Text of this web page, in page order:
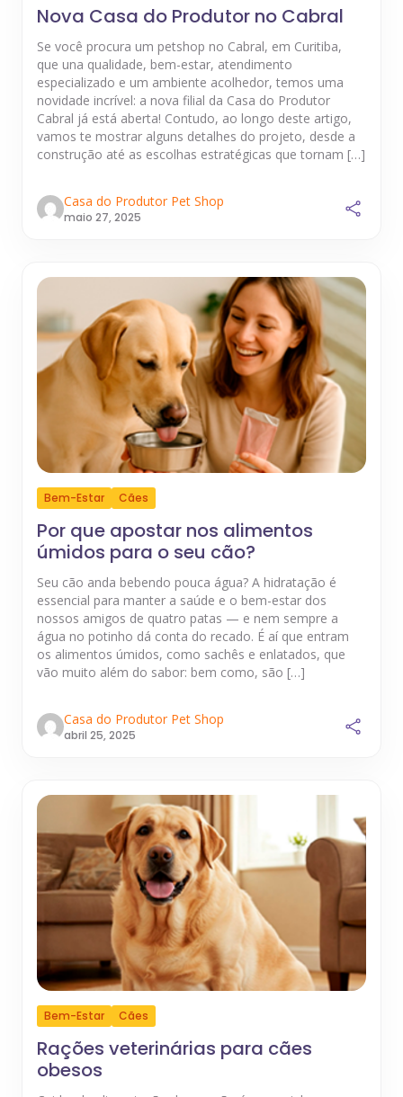
Nova Casa do Produtor no Cabral
Se você procura um petshop no Cabral, em Curitiba,
que una qualidade, bem-estar, atendimento
especializado e um ambiente acolhedor, temos uma
novidade incrível: a nova filial da Casa do Produtor
Cabral já está aberta! Contudo, ao longo deste artigo,
vamos te mostrar alguns detalhes do projeto, desde a
construção até as escolhas estratégicas que tornam […]
Casa do Produtor Pet Shop
maio 27, 2025
Bem-Estar Cães
Por que apostar nos alimentos
úmidos para o seu cão?
Seu cão anda bebendo pouca água? A hidratação é
essencial para manter a saúde e o bem-estar dos
nossos amigos de quatro patas — e nem sempre a
água no potinho dá conta do recado. É aí que entram
os alimentos úmidos, como sachês e enlatados, que
vão muito além do sabor: bem como, são […]
Casa do Produtor Pet Shop
abril 25, 2025
Bem-Estar Cães
Rações veterinárias para cães
obesos